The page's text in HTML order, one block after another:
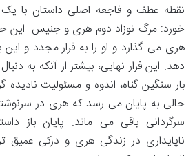
نقطه عطف و فاجعه اصلی داستان با یک
خورد: مرگ نوزاد دوم هری و جنیس. این
هری می گذارد و او را به فرار مجدد و
دهد. این فرار نهایی، بیشتر از آنکه به
بار سنگین گناه، اندوه و مسئولیت
حالی به پایان می رسد که هری در
سرگردانی باقی می ماند. پایان باز
ناپایداری در زندگی هری و درکی عمیق